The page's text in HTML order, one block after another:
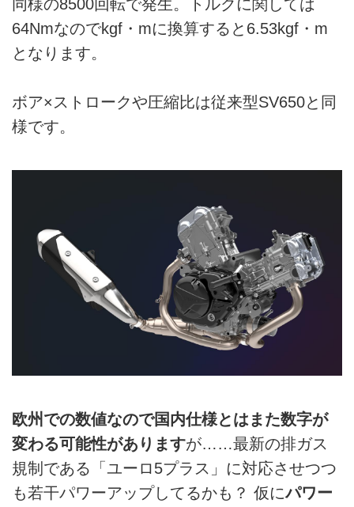
同様の8500回転で発生。トルクに関しては
64Nmなのでkgf・mに換算すると6.53kgf・m
となります。
ボア×ストロークや圧縮比は従来型SV650と同
様です。
欧州での数値なので国内仕様とはまた数字が
変わる可能性がありますが……最新の排ガス
規制である「ユーロ5プラス」に対応させつつ
も若干パワーアップしてるかも？ 仮にパワー